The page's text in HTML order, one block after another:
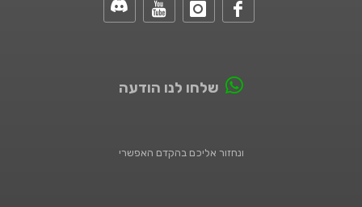
שלחו לנו הודעה
ונחזור אליכם בהקדם האפשרי